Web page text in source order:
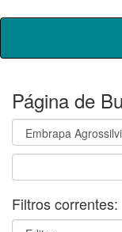
Skip
Página de
Filtros correntes: